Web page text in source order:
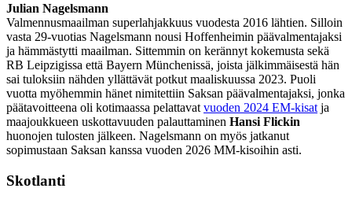
Julian Nagelsmann
Valmennusmaailman superlahjakkuus vuodesta 2016 lähtien. Silloin
vasta 29-vuotias Nagelsmann nousi Hoffenheimin päävalmentajaksi
ja hämmästytti maailman. Sittemmin on kerännyt kokemusta sekä
RB Leipzigissa että Bayern Münchenissä, joista jälkimmäisestä hän
sai tuloksiin nähden yllättävät potkut maaliskuussa 2023. Puoli
vuotta myöhemmin hänet nimitettiin Saksan päävalmentajaksi, jonka
päätavoitteena oli kotimaassa pelattavat vuoden 2024 EM-kisat ja
maajoukkueen uskottavuuden palauttaminen Hansi Flickin
huonojen tulosten jälkeen. Nagelsmann on myös jatkanut
sopimustaan Saksan kanssa vuoden 2026 MM-kisoihin asti.
Skotlanti